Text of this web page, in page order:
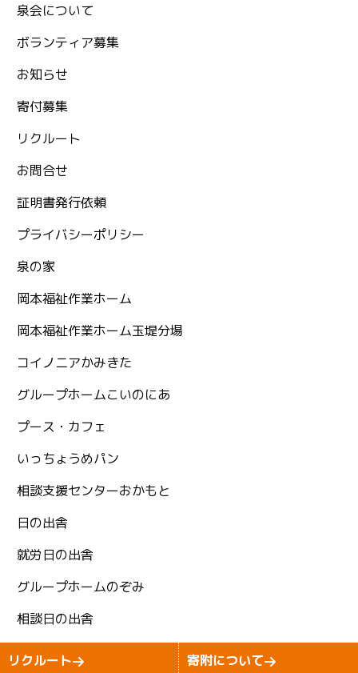
泉会について
ボランティア募集
お知らせ
⁨寄付募集
リクルート
お問合せ
証明書発行依頼
プライバシーポリシー
泉の家
岡本福祉作業ホーム
岡本福祉作業ホーム玉堤分場
コイノニアかみきた
グループホームこいのにあ
プース・カフェ
いっちょうめパン
相談支援センターおかもと
日の出舎
就労日の出舎
グループホームのぞみ
相談日の出舎
Copyright (C)2026 izumi-kai All Rights Reserved.
リクルート 寄附について